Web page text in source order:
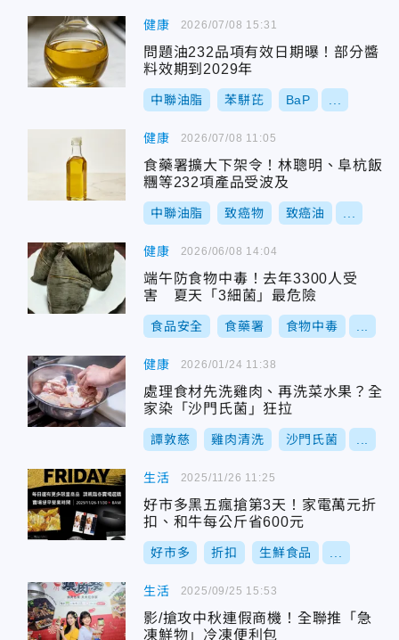
健康
問題油232品項有效日期曝！部分醬
料效期到2029年
中聯油脂 苯駢芘 BaP
2026/07/08 15:31
健康
食藥署擴大下架令！林聰明、阜杭飯
糰等232項產品受波及
中聯油脂 致癌物 致癌油
2026/07/08 11:05
健康
端午防食物中毒！去年3300人受
害 夏天「3細菌」最危險
食品安全 食藥署 食物中毒
2026/06/08 14:04
健康
處理食材先洗雞肉、再洗菜水果？全
家染「沙門氏菌」狂拉
譚敦慈 雞肉清洗 沙門氏菌
2026/01/24 11:38
生活
好市多黑五瘋搶第3天！家電萬元折
扣、和牛每公斤省600元
好市多 折扣 生鮮食品
2025/11/26 11:25
生活
影/搶攻中秋連假商機！全聯推「急
凍鮮物」冷凍便利包
2025/09/25 15:53